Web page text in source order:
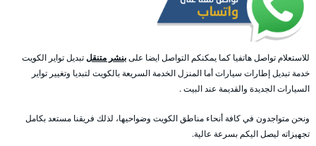
للاستعلام تواصل هاتفيا كما يمكنكم التواصل ايضا علىبنشر متنقلتبديل تواير الكويت
خدمة تبديل إطارات سيارات أما المنزل الخدمة السريعة بالكويت لتبديا وتغيير تواير
السيارات الجديدة والقديمة عند البيت .
ونحن متواجدون في كافة أنحاء مناطق الكويت وضواحيها، لذلك فريقنا مستعد بكامل
تجهيزاته ليصل اليكم بسرعة عالية.